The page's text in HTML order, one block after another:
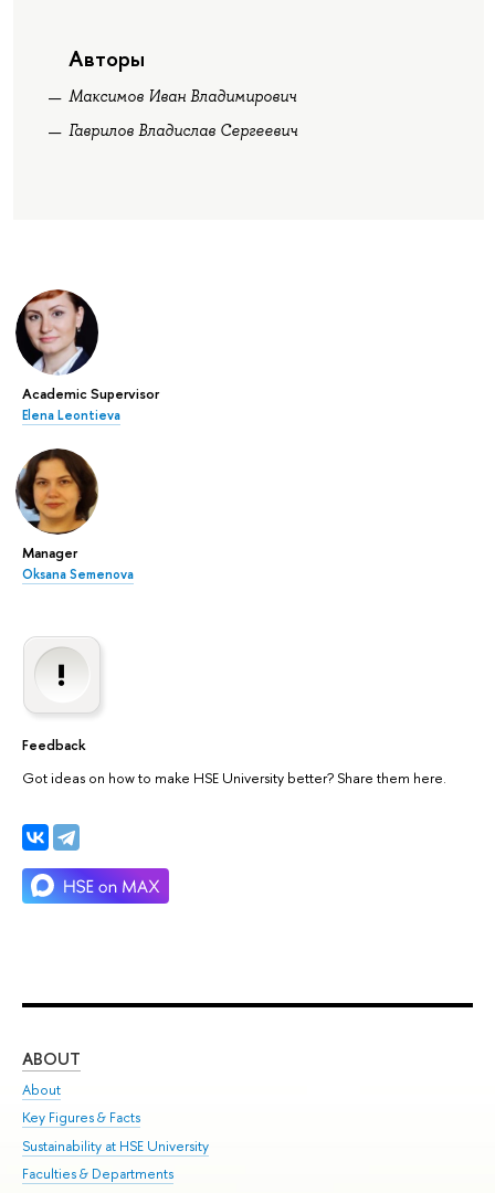
Academic Supervisor
Elena Leontieva
Manager
Oksana Semenova
Feedback
Got ideas on how to make HSE University better? Share them here.
Авторы
Максимов Иван Владимирович
Гаврилов Владислав Сергеевич
ABOUT
About
Key Figures & Facts
Sustainability at HSE University
Faculties & Departments